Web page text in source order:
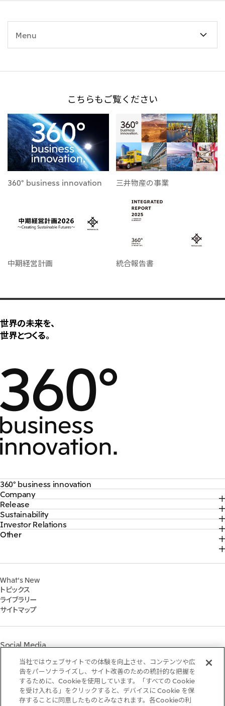
Menu
こちらもご覧ください
360° business innovation 三井物産の事業
中期経営計画 統合報告書
世界の未来を、
世界とつくる。
360° business innovation
トップ
三井物産ブランド・プロジェクト
ソーシャルメディア公式アカウント一覧​
コンテンツ一覧
Company
トップ
社長メッセージ
三井物産について
三井物産の事業
Release
トップ
2026年
2025年
Sustainability
トップ
サステナビリティ最新情報
Social
Governance
マテリアリティ
イニシアティブへの参画
三井物産の人材マネジメント
社会貢献活動
ライブラリー
「三井物産の森」LEAPアプローチ
TCFDに基づく情報開示
Investor Relations
トップ
IR資料室
IR説明会
個人株主・投資家の皆様へ
株主・株式基本情報
IRカレンダー
Other
三井グループ350周年記念事業サイト
What's New
トピックス
ライブラリー
サイトマップ
Social Media
InstagramTwitter FacebookLinkedInYoutube
当社ではウェブサイトでの体験を向上させ、コンテンツや広
告をパーソナライズし、サイト改善のための統計的な把握を
するために、Cookieを使用しています。「すべての Cookie
を受け入れる」をクリックすると、デバイスに Cookie を保
存することに同意したものとみなされます。各Cookieの利